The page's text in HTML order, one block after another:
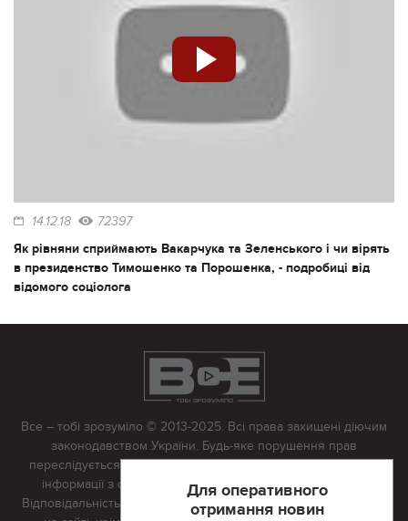
14.12.18 72397
Як рівняни сприймають Вакарчука та Зеленського і чи вірять
в президенство Тимошенко та Порошенка, - подробиці від
відомого соціолога
Для оперативного
отримання новин
Все – тобі зрозуміло © 2013-2025. Всі права захищені діючим
законодавством України. Будь-яке порушення прав
переслідується в судовому порядку. Будь-яке відтворення
інформації з сайту тільки з письмово дозволу редакції.
Відповідальність за достовірність усіх матеріалів, розміщених